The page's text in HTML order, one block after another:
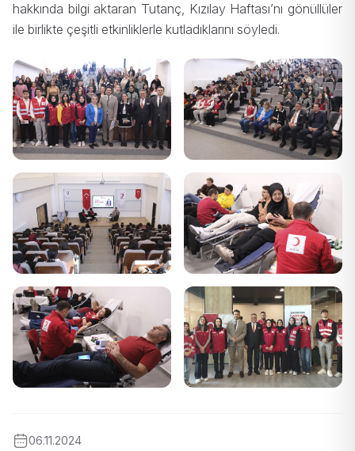
hakkında bilgi aktaran Tutanç, Kızılay Haftası’nı gönüllüler
ile birlikte çeşitli etkinliklerle kutladıklarını söyledi.
06.11.2024